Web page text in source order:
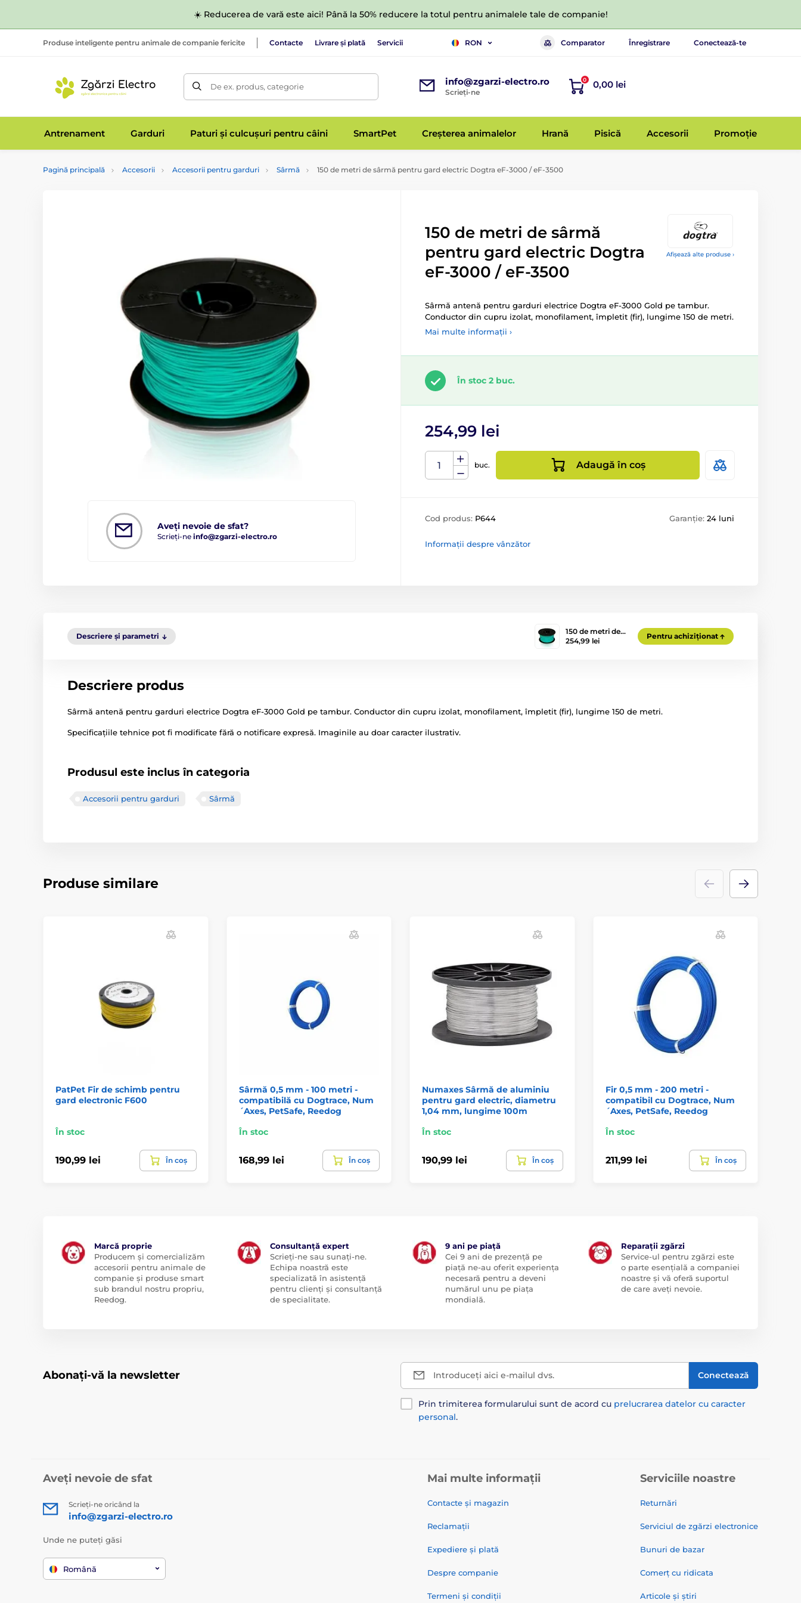
☀️ Reducerea de vară este aici! Până la 50% reducere la totul pentru animalele tale de companie!
Produse inteligente pentru animale de companie fericite Contacte Livrare și plată Servicii RON Comparator Înregistrare Conectează-te
De ex. produs, categorie info@zgarzi-electro.ro
Scrieți-ne
0 0,00 lei
Antrenament Garduri Paturi și culcușuri pentru câini SmartPet Creșterea animalelor Hrană Pisică Accesorii Promoție
Pagină principală Accesorii Accesorii pentru garduri Sârmă 150 de metri de sârmă pentru gard electric Dogtra eF-3000 / eF-3500
Afișează alte produse ›
Aveți nevoie de sfat?
Scrieți-ne info@zgarzi-electro.ro
150 de metri de sârmă
pentru gard electric Dogtra
eF-3000 / eF-3500
Sârmă antenă pentru garduri electrice Dogtra eF-3000 Gold pe tambur.
Conductor din cupru izolat, monofilament, împletit (fir), lungime 150 de metri.
Mai multe informații ›
În stoc 2 buc.
254,99 lei
buc. Adaugă în coș
Cod produs: P644 Garanție: 24 luni
Informații despre vânzător
Descriere și parametri
150 de metri de…
254,99 lei
Pentru achiziționat
Descriere produs
Sârmă antenă pentru garduri electrice Dogtra eF-3000 Gold pe tambur. Conductor din cupru izolat, monofilament, împletit (fir), lungime 150 de metri.
Specificațiile tehnice pot fi modificate fără o notificare expresă. Imaginile au doar caracter ilustrativ.
Produsul este inclus în categoria
Accesorii pentru garduri Sârmă
Produse similare
PatPet Fir de schimb pentru
gard electronic F600
În stoc
190,99 lei În coș
Sârmă 0,5 mm - 100 metri -
compatibilă cu Dogtrace, Num
´Axes, PetSafe, Reedog
În stoc
168,99 lei În coș
Numaxes Sârmă de aluminiu
pentru gard electric, diametru
1,04 mm, lungime 100m
În stoc
190,99 lei În coș
Fir 0,5 mm - 200 metri -
compatibil cu Dogtrace, Num
´Axes, PetSafe, Reedog
În stoc
211,99 lei În coș
Marcă proprie
Producem și comercializăm
accesorii pentru animale de
companie și produse smart
sub brandul nostru propriu,
Reedog.
Consultanță expert
Scrieți-ne sau sunați-ne.
Echipa noastră este
specializată în asistență
pentru clienți și consultanță
de specialitate.
9 ani pe piață
Cei 9 ani de prezență pe
piață ne-au oferit experiența
necesară pentru a deveni
numărul unu pe piața
mondială.
Reparații zgărzi
Service-ul pentru zgărzi este
o parte esențială a companiei
noastre și vă oferă suportul
de care aveți nevoie.
Abonați-vă la newsletter Introduceți aici e-mailul dvs. Conectează
Prin trimiterea formularului sunt de acord cu prelucrarea datelor cu caracter
personal.
Aveți nevoie de sfat
Scrieți-ne oricând la
info@zgarzi-electro.ro
Unde ne puteți găsi
Română
Mai multe informații
Contacte și magazin
Reclamații
Expediere și plată
Despre companie
Termeni și condiții
Serviciile noastre
Returnări
Serviciul de zgărzi electronice
Bunuri de bazar
Comerț cu ridicata
Articole și știri